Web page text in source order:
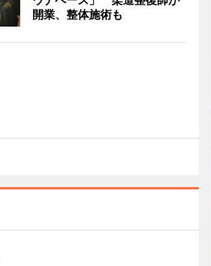
開業、整体施術も